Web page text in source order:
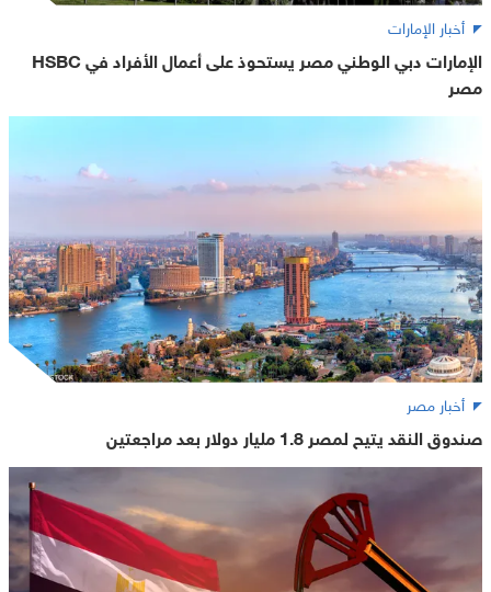
أخبار الإمارات
الإمارات دبي الوطني مصر يستحوذ على أعمال الأفراد في HSBC
مصر
أخبار مصر
صندوق النقد يتيح لمصر 1.8 مليار دولار بعد مراجعتين